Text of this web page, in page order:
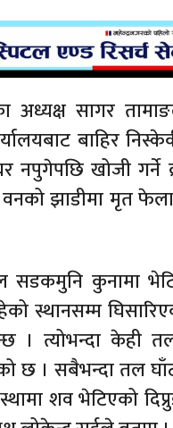
अध्यक्ष सागर
बाहिर
नपुगेपछि खोजी गर्ने
वनको झाडीमा मृत
सडकमुनि कुनामा
स्थानसम्म
। त्योभन्दा केही
छ । सबैभन्दा तल
शव भेटिएको